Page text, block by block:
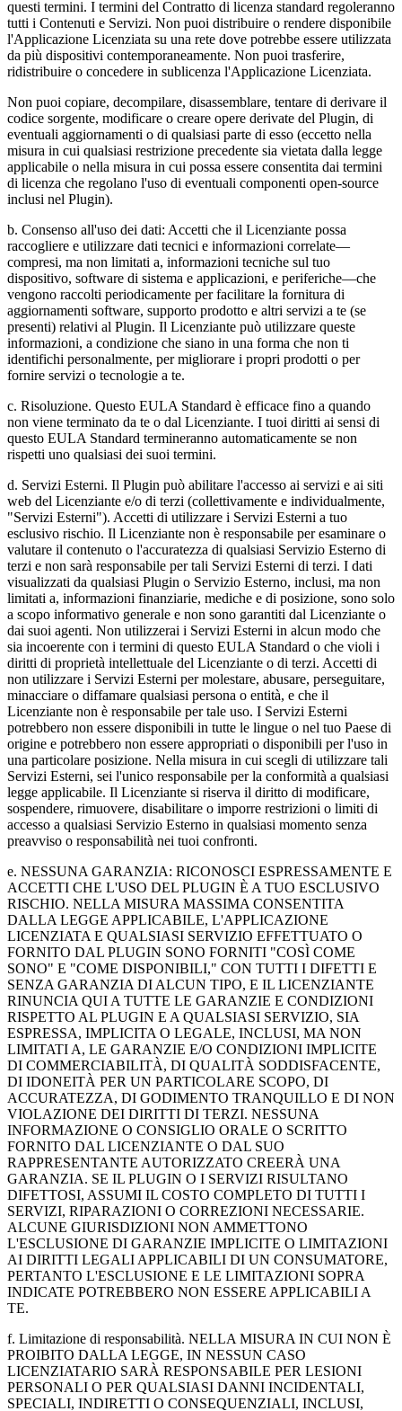
questi termini. I termini del Contratto di licenza standard regoleranno
tutti i Contenuti e Servizi. Non puoi distribuire o rendere disponibile
l'Applicazione Licenziata su una rete dove potrebbe essere utilizzata
da più dispositivi contemporaneamente. Non puoi trasferire,
ridistribuire o concedere in sublicenza l'Applicazione Licenziata.
Non puoi copiare, decompilare, disassemblare, tentare di derivare il
codice sorgente, modificare o creare opere derivate del Plugin, di
eventuali aggiornamenti o di qualsiasi parte di esso (eccetto nella
misura in cui qualsiasi restrizione precedente sia vietata dalla legge
applicabile o nella misura in cui possa essere consentita dai termini
di licenza che regolano l'uso di eventuali componenti open-source
inclusi nel Plugin).
b. Consenso all'uso dei dati: Accetti che il Licenziante possa
raccogliere e utilizzare dati tecnici e informazioni correlate—
compresi, ma non limitati a, informazioni tecniche sul tuo
dispositivo, software di sistema e applicazioni, e periferiche—che
vengono raccolti periodicamente per facilitare la fornitura di
aggiornamenti software, supporto prodotto e altri servizi a te (se
presenti) relativi al Plugin. Il Licenziante può utilizzare queste
informazioni, a condizione che siano in una forma che non ti
identifichi personalmente, per migliorare i propri prodotti o per
fornire servizi o tecnologie a te.
c. Risoluzione. Questo EULA Standard è efficace fino a quando
non viene terminato da te o dal Licenziante. I tuoi diritti ai sensi di
questo EULA Standard termineranno automaticamente se non
rispetti uno qualsiasi dei suoi termini.
d. Servizi Esterni. Il Plugin può abilitare l'accesso ai servizi e ai siti
web del Licenziante e/o di terzi (collettivamente e individualmente,
"Servizi Esterni"). Accetti di utilizzare i Servizi Esterni a tuo
esclusivo rischio. Il Licenziante non è responsabile per esaminare o
valutare il contenuto o l'accuratezza di qualsiasi Servizio Esterno di
terzi e non sarà responsabile per tali Servizi Esterni di terzi. I dati
visualizzati da qualsiasi Plugin o Servizio Esterno, inclusi, ma non
limitati a, informazioni finanziarie, mediche e di posizione, sono solo
a scopo informativo generale e non sono garantiti dal Licenziante o
dai suoi agenti. Non utilizzerai i Servizi Esterni in alcun modo che
sia incoerente con i termini di questo EULA Standard o che violi i
diritti di proprietà intellettuale del Licenziante o di terzi. Accetti di
non utilizzare i Servizi Esterni per molestare, abusare, perseguitare,
minacciare o diffamare qualsiasi persona o entità, e che il
Licenziante non è responsabile per tale uso. I Servizi Esterni
potrebbero non essere disponibili in tutte le lingue o nel tuo Paese di
origine e potrebbero non essere appropriati o disponibili per l'uso in
una particolare posizione. Nella misura in cui scegli di utilizzare tali
Servizi Esterni, sei l'unico responsabile per la conformità a qualsiasi
legge applicabile. Il Licenziante si riserva il diritto di modificare,
sospendere, rimuovere, disabilitare o imporre restrizioni o limiti di
accesso a qualsiasi Servizio Esterno in qualsiasi momento senza
preavviso o responsabilità nei tuoi confronti.
e. NESSUNA GARANZIA: RICONOSCI ESPRESSAMENTE E
ACCETTI CHE L'USO DEL PLUGIN È A TUO ESCLUSIVO
RISCHIO. NELLA MISURA MASSIMA CONSENTITA
DALLA LEGGE APPLICABILE, L'APPLICAZIONE
LICENZIATA E QUALSIASI SERVIZIO EFFETTUATO O
FORNITO DAL PLUGIN SONO FORNITI "COSÌ COME
SONO" E "COME DISPONIBILI," CON TUTTI I DIFETTI E
SENZA GARANZIA DI ALCUN TIPO, E IL LICENZIANTE
RINUNCIA QUI A TUTTE LE GARANZIE E CONDIZIONI
RISPETTO AL PLUGIN E A QUALSIASI SERVIZIO, SIA
ESPRESSA, IMPLICITA O LEGALE, INCLUSI, MA NON
LIMITATI A, LE GARANZIE E/O CONDIZIONI IMPLICITE
DI COMMERCIABILITÀ, DI QUALITÀ SODDISFACENTE,
DI IDONEITÀ PER UN PARTICOLARE SCOPO, DI
ACCURATEZZA, DI GODIMENTO TRANQUILLO E DI NON
VIOLAZIONE DEI DIRITTI DI TERZI. NESSUNA
INFORMAZIONE O CONSIGLIO ORALE O SCRITTO
FORNITO DAL LICENZIANTE O DAL SUO
RAPPRESENTANTE AUTORIZZATO CREERÀ UNA
GARANZIA. SE IL PLUGIN O I SERVIZI RISULTANO
DIFETTOSI, ASSUMI IL COSTO COMPLETO DI TUTTI I
SERVIZI, RIPARAZIONI O CORREZIONI NECESSARIE.
ALCUNE GIURISDIZIONI NON AMMETTONO
L'ESCLUSIONE DI GARANZIE IMPLICITE O LIMITAZIONI
AI DIRITTI LEGALI APPLICABILI DI UN CONSUMATORE,
PERTANTO L'ESCLUSIONE E LE LIMITAZIONI SOPRA
INDICATE POTREBBERO NON ESSERE APPLICABILI A
TE.
f. Limitazione di responsabilità. NELLA MISURA IN CUI NON È
PROIBITO DALLA LEGGE, IN NESSUN CASO
LICENZIATARIO SARÀ RESPONSABILE PER LESIONI
PERSONALI O PER QUALSIASI DANNI INCIDENTALI,
SPECIALI, INDIRETTI O CONSEQUENZIALI, INCLUSI,